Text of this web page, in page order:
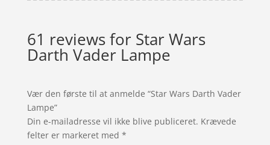
61 reviews for Star Wars
Darth Vader Lampe
Vær den første til at anmelde “Star Wars Darth Vader
Lampe”
Din e-mailadresse vil ikke blive publiceret. Krævede
felter er markeret med *